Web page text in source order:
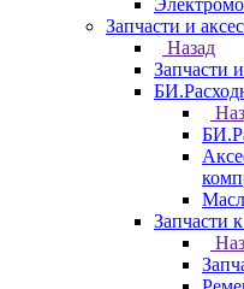
Запчасти и
Назад
Запчасти
Запчасти